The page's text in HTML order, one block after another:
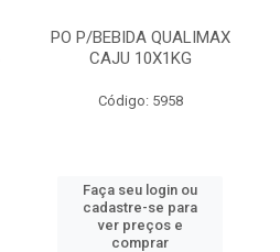
PO P/BEBIDA QUALIMAX
CAJU 10X1KG
Código: 5958
Faça seu login ou
cadastre-se para
ver preços e
comprar